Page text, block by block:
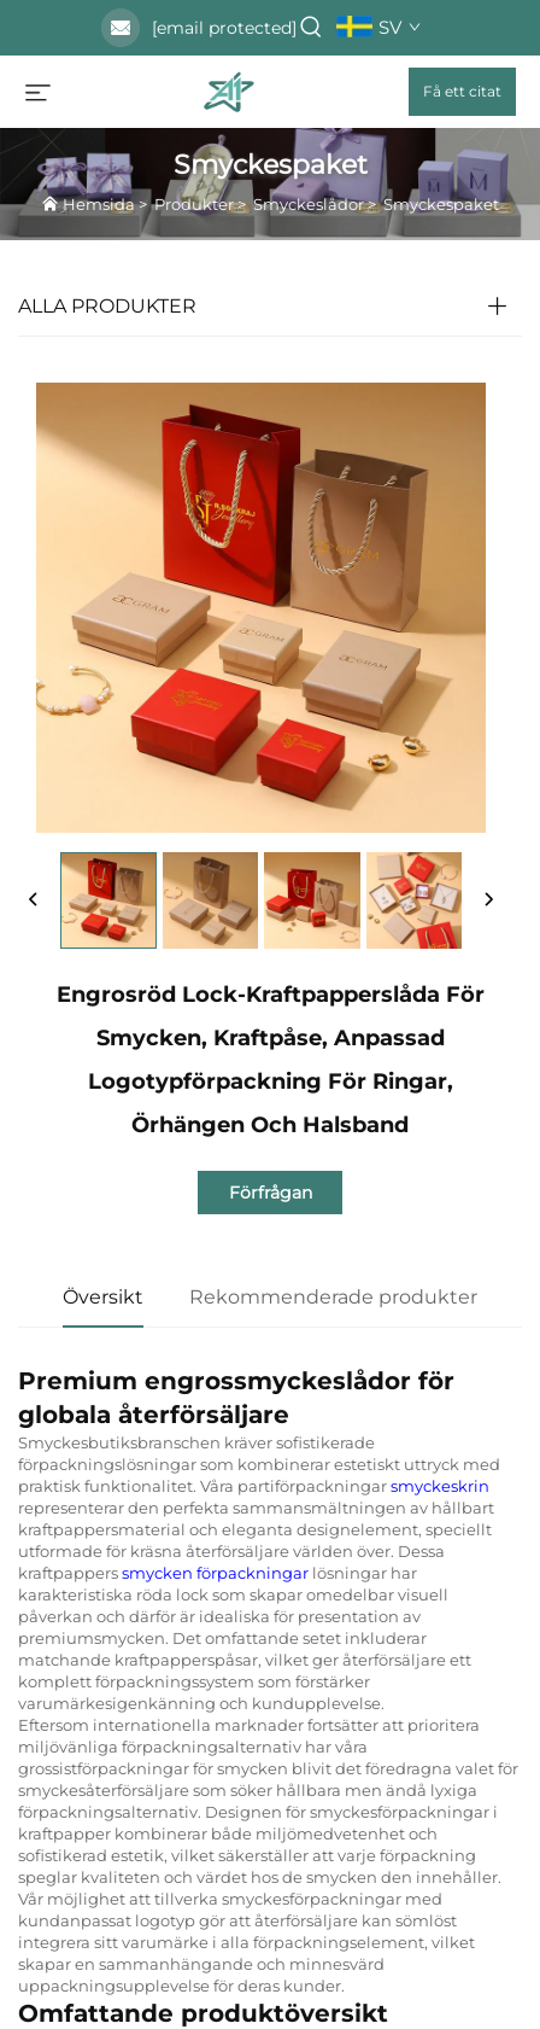
[email protected] SV
Få ett citat
Smyckespaket
Hemsida>Produkter>Smyckeslådor>Smyckespaket
ALLA PRODUKTER
Engrosröd Lock-Kraftpapperslåda För
Smycken, Kraftpåse, Anpassad
Logotypförpackning För Ringar,
Örhängen Och Halsband
Förfrågan
Översikt Rekommenderade produkter
Premium engrossmyckeslådor för
globala återförsäljare
Smyckesbutiksbranschen kräver sofistikerade
förpackningslösningar som kombinerar estetiskt uttryck med
praktisk funktionalitet. Våra partiförpackningarsmyckeskrin
representerar den perfekta sammansmältningen av hållbart
kraftpappersmaterial och eleganta designelement, speciellt
utformade för kräsna återförsäljare världen över. Dessa
kraftpapperssmycken förpackningar lösningar har
karakteristiska röda lock som skapar omedelbar visuell
påverkan och därför är idealiska för presentation av
premiumsmycken. Det omfattande setet inkluderar
matchande kraftpapperspåsar, vilket ger återförsäljare ett
komplett förpackningssystem som förstärker
varumärkesigenkänning och kundupplevelse.
Eftersom internationella marknader fortsätter att prioritera
miljövänliga förpackningsalternativ har våra
grossistförpackningar för smycken blivit det föredragna valet för
smyckesåterförsäljare som söker hållbara men ändå lyxiga
förpackningsalternativ. Designen för smyckesförpackningar i
kraftpapper kombinerar både miljömedvetenhet och
sofistikerad estetik, vilket säkerställer att varje förpackning
speglar kvaliteten och värdet hos de smycken den innehåller.
Vår möjlighet att tillverka smyckesförpackningar med
kundanpassat logotyp gör att återförsäljare kan sömlöst
integrera sitt varumärke i alla förpackningselement, vilket
skapar en sammanhängande och minnesvärd
uppackningsupplevelse för deras kunder.
Omfattande produktöversikt